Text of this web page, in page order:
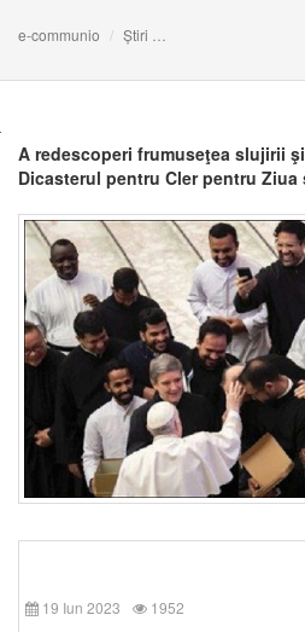
e-communio Știri
A redescoperi frumuseţea slujirii
Dicasterul pentru Cler pentru
19 Iun 2023 1952